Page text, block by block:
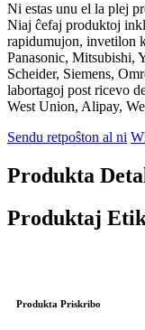
Ni estas unu el la plej
Niaj ĉefaj produktoj
rapidumujon, invetilon
Panasonic, Mitsubishi,
Scheider, Siemens,
labortagoj post ricevo
West Union, Alipay,
Sendu retpoŝton al ni
Produkta
Produktaj
Produkta Priskribo